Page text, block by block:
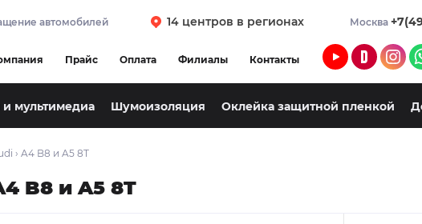
автомобилей 14 центров в регионах Москва
Прайс Оплата Филиалы Контакты
и мультимедиа Шумоизоляция Оклейка защитной пленкой
› A4 B8 и A5 8T
B8 и A5 8T